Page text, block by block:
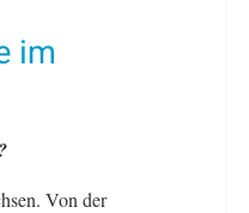
im
Von der